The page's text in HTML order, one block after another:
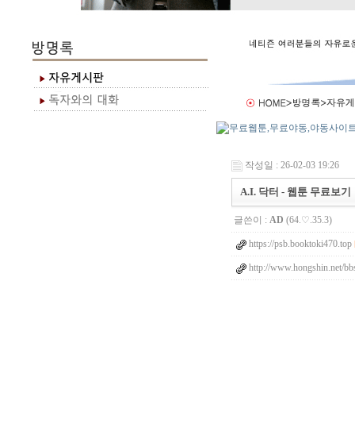
작성일 : 26-02-03 19:26
A.I. 닥터 - 웹툰 무료보기
글쓴이 : AD (64.♡.35.3)
https://psb.booktoki470.top
http://www.hongshin.net/